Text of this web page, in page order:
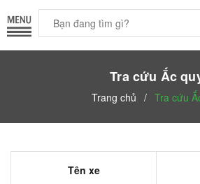
Tra cứu Ắc
Trang chủ / Tra cứu
Tên xe